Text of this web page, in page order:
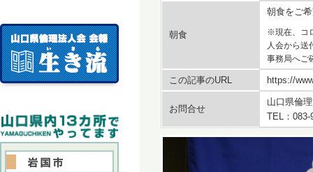
朝食
朝食をご
※現在、コ
人会から送
事務局へご
この記事のURL https://
お問合せ
山口県倫
TEL：